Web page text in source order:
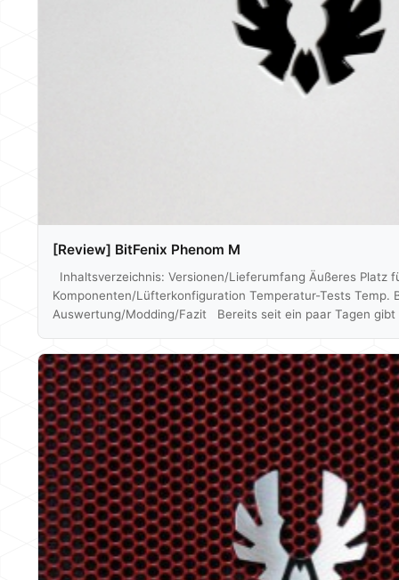
[Review] BitFenix Phenom M
Inhaltsverzeichnis: Versionen/Lieferumfang Äußeres Platz
Komponenten/Lüfterkonfiguration Temperatur-Tests Temp.
Auswertung/Modding/Fazit Bereits seit ein paar Tagen gibt
es erstmal das Unboxing: Wie ihr vielleicht im Unboxing
Phenom in einem Karton, sicher eingetütet zwischen 2
kleine und schlichte Gehäuse könnt ihr einmal in einer